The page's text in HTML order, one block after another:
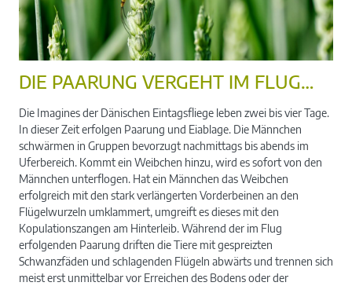
DIE PAARUNG VERGEHT IM FLUG…
Die Imagines der Dänischen Eintagsfliege leben zwei bis vier Tage.
In dieser Zeit erfolgen Paarung und Eiablage. Die Männchen
schwärmen in Gruppen bevorzugt nachmittags bis abends im
Uferbereich. Kommt ein Weibchen hinzu, wird es sofort von den
Männchen unterflogen. Hat ein Männchen das Weibchen
erfolgreich mit den stark verlängerten Vorderbeinen an den
Flügelwurzeln umklammert, umgreift es dieses mit den
Kopulationszangen am Hinterleib. Während der im Flug
erfolgenden Paarung driften die Tiere mit gespreizten
Schwanzfäden und schlagenden Flügeln abwärts und trennen sich
meist erst unmittelbar vor Erreichen des Bodens oder der